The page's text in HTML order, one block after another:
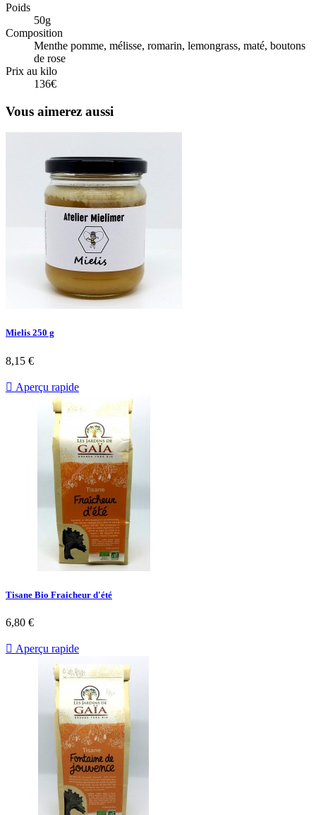
Poids
50g
Composition
Menthe pomme, mélisse, romarin, lemongrass, maté, boutons
de rose
Prix au kilo
136€
Vous aimerez aussi
Mielis 250 g
8,15 €
 Aperçu rapide
Tisane Bio Fraicheur d'été
6,80 €
 Aperçu rapide